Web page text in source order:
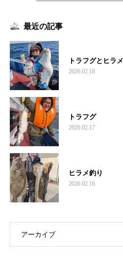
最近の記事
トラフグとヒラメ
2026.02.18
トラフグ
2026.02.17
ヒラメ釣り
2026.02.16
アーカイブ